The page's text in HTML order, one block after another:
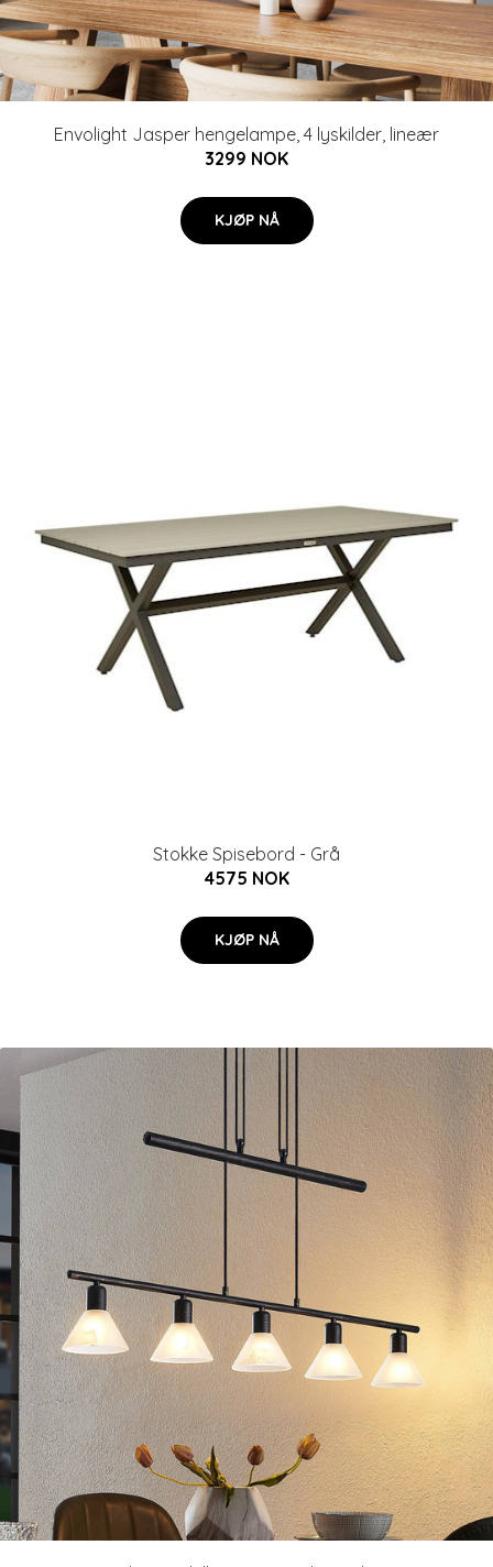
Envolight Jasper hengelampe, 4 lyskilder, lineær
3299 NOK
KJØP NÅ
Stokke Spisebord - Grå
4575 NOK
KJØP NÅ